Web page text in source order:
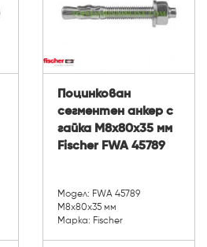
Поцинкован
сегментен анкер с
гайка М8х80х35 мм
Fischer FWA 45789
Модел: FWA 45789
М8х80х35 мм
Марка: Fischer